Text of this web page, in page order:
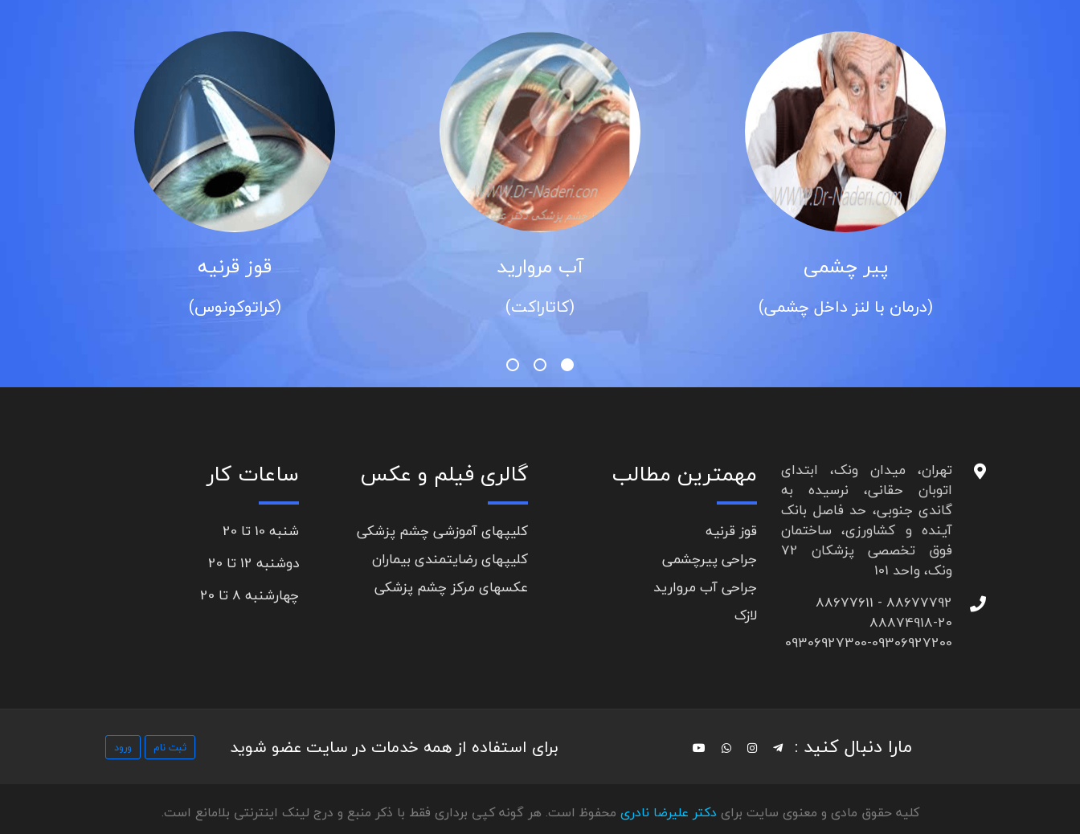
تهران، میدان ونک، ابتدای
اتوبان حقانی، نرسیده به
گاندی جنوبی، حد فاصل بانک
آینده و کشاورزی، ساختمان
فوق تخصصی پزشکان 72
ونک، واحد 101
88677792 - 88677611
88874918-20
09306927300-09306927200
مهمترین مطالب
قوز قرنیه
جراحی پیرچشمی
جراحی آب مروارید
لازک
گالری فیلم و عکس
کلیپهای آموزشی چشم پزشکی
کلیپهای رضایتمندی بیماران
عکسهای مرکز چشم پزشکی
ساعات کار
شنبه 10 تا 20
دوشنبه 12 تا 20
چهارشنبه 8 تا 20
مارا دنبال کنید : برای استفاده از همه خدمات در سایت عضو شوید
کلیه حقوق مادی و معنوی سایت برای دکتر علیرضا نادری محفوظ است. هر گونه کپی برداری فقط با ذکر منبع و درج لینک اینترنتی بلامانع است.